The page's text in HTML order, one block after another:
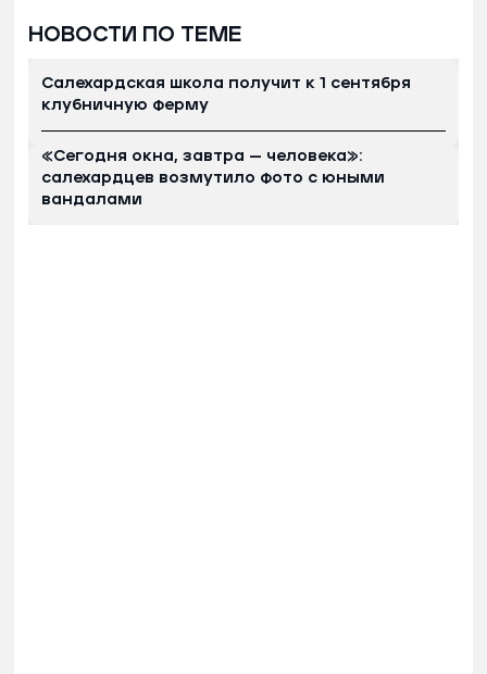
НОВОСТИ ПО ТЕМЕ
Салехардская школа получит к 1 сентября
клубничную ферму
«Сегодня окна, завтра — человека»:
салехардцев возмутило фото с юными
вандалами